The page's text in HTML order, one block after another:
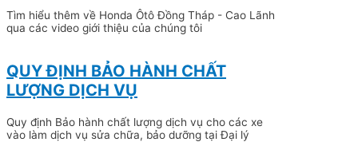
Tìm hiểu thêm về Honda Ôtô Đồng Tháp - Cao Lãnh
qua các video giới thiệu của chúng tôi
QUY ĐỊNH BẢO HÀNH CHẤT
LƯỢNG DỊCH VỤ
Quy định Bảo hành chất lượng dịch vụ cho các xe
vào làm dịch vụ sửa chữa, bảo dưỡng tại Đại lý